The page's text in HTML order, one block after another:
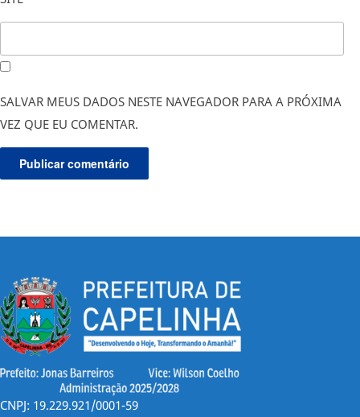
SALVAR MEUS DADOS NESTE NAVEGADOR PARA A PRÓXIMA
VEZ QUE EU COMENTAR.
CNPJ: 19.229.921/0001-59